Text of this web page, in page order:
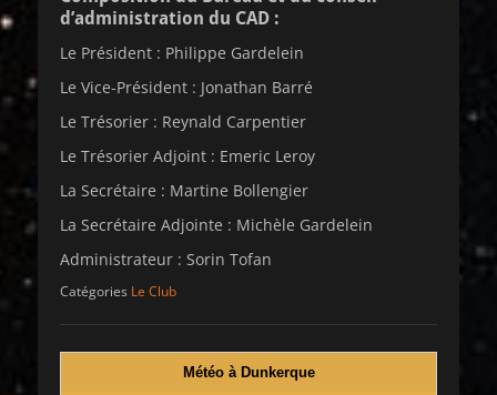
d’administration du CAD :
Le Président : Philippe Gardelein
Le Vice-Président : Jonathan Barré
Le Trésorier : Reynald Carpentier
Le Trésorier Adjoint : Emeric Leroy
La Secrétaire : Martine Bollengier
La Secrétaire Adjointe : Michèle Gardelein
Administrateur : Sorin Tofan
Catégories Le Club
Météo à Dunkerque